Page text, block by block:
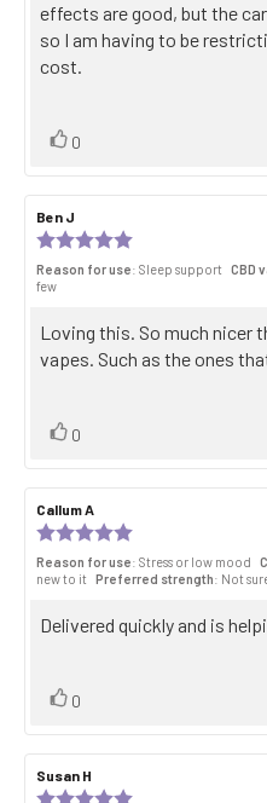
stars
text:
effects are good, but the
so I am having to be
cost.
Vote
0
Review
author:
Ben J
date:
5.0
5
stars
Reason for use: Sleep support CBD
few
Review
text:
Loving this. So much nicer
vapes. Such as the ones
Vote
0
Review
author:
Callum A
date:
5.0
out
5
Reason for use: Stress or low mood
new to it
Preferred strength: Not
Review
Delivered quickly and is
Vote
0
Review
author:
Susan H
date: